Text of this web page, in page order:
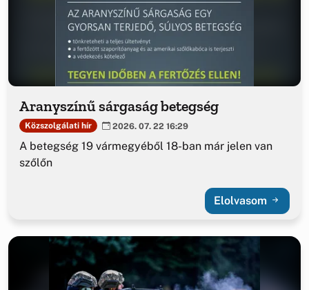
Aranyszínű sárgaság betegség
Közszolgálati hír 2026. 07. 22 16:29
A betegség 19 vármegyéből 18-ban már jelen van
szőlőn
Elolvasom